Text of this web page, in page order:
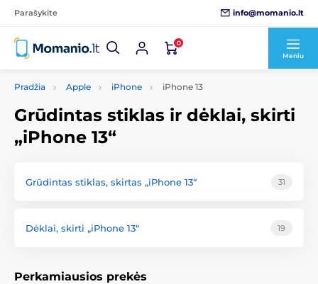
Parašykite info@momanio.lt
0
Meniu
Pradžia Apple iPhone iPhone 13
Grūdintas stiklas ir dėklai, skirti
„iPhone 13“
Grūdintas stiklas, skirtas „iPhone 13“ 31
Dėklai, skirti „iPhone 13“ 19
Perkamiausios prekės